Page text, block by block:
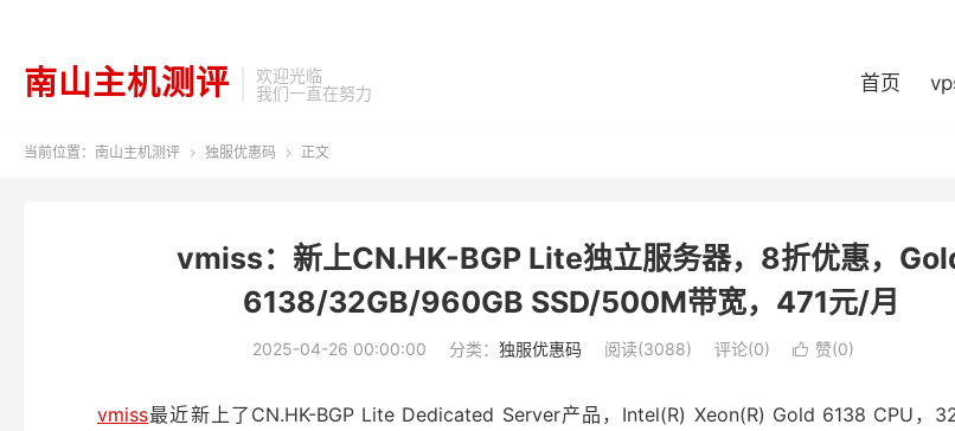
南山主机测评
欢迎光临
我们一直在努力
首页
当前位置： 南山主机测评  独服优惠码  正文
vmiss：新上CN.HK-BGP Lite独立服务器，8折优惠，
6138/32GB/960GB SSD/500M带宽，471元/月
2025-04-26 00:00:00 分类： 独服优惠码 阅读(3088) 评论(0)  赞(0)
vmiss最近新上了CN.HK-BGP Lite Dedicated Server产品，Intel(R) Xeon(R) Gold 6138 CPU，